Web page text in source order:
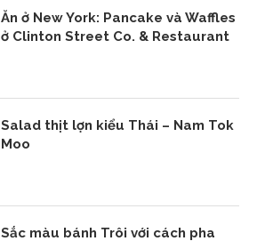
Ăn ở New York: Pancake và Waffles
ở Clinton Street Co. & Restaurant
Salad thịt lợn kiểu Thái – Nam Tok
Moo
Sắc màu bánh Trôi với cách pha